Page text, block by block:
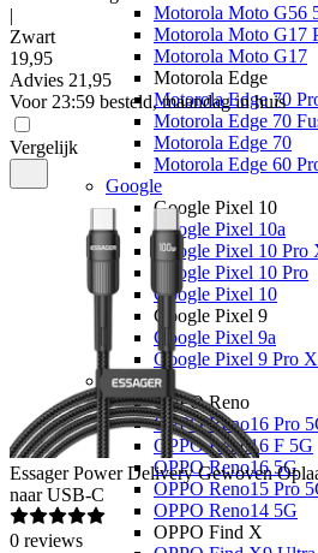
Motorola Moto G56
Motorola Moto G17
Motorola Moto G17
Motorola Edge
Motorola Edge 70
Motorola Edge 70
Motorola Edge 70
Motorola Edge 60
Google
Google Pixel 10
Google Pixel 10a
Google Pixel 10 Pro
Google Pixel 10 Pro
Google Pixel 10
Google Pixel 9
Google Pixel 9a
Google Pixel 9 Pro
OPPO
OPPO Reno
OPPO Reno16 Pro
OPPO Reno16 F 5G
OPPO Reno16 5G
OPPO Reno15 Pro
OPPO Reno14 5G
OPPO Find X
|
Zwart
19,95
Advies 21,95
Voor 23:59 besteld, maandag in huis
Vergelijk
Essager Power Delivery Gewoven
naar USB-C
0 reviews